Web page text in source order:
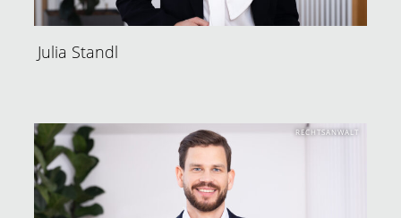
Julia Standl
RECHTSANWALT